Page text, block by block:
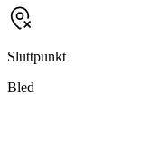
Sluttpunkt
Bled